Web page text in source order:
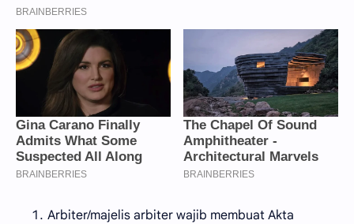
Arbiter/majelis arbiter wajib membuat Akta